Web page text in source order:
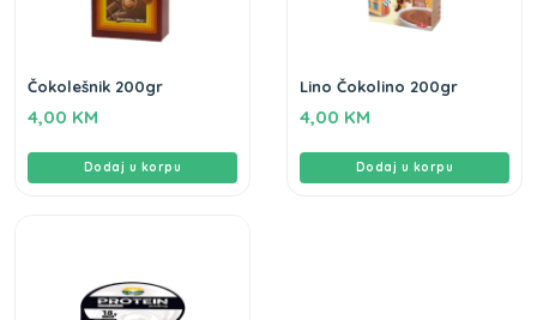
Čokolešnik 200gr
4,00 KM
Dodaj u korpu
Lino Čokolino 200gr
4,00 KM
Dodaj u korpu